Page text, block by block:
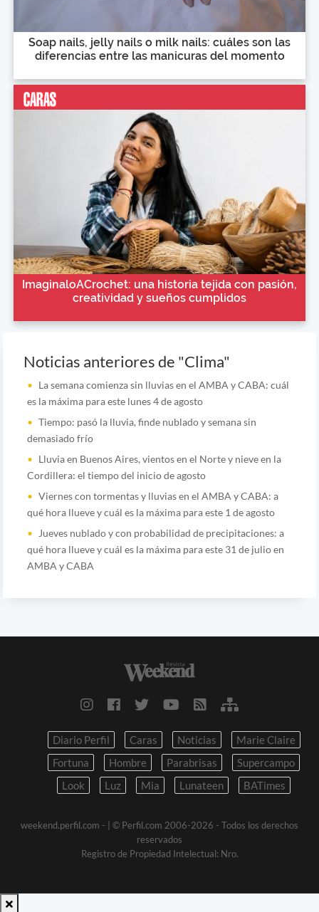
Soap nails, jelly nails o milk nails: cuáles son las
diferencias entre las manicuras del momento
ImaginaloACrochet: una historia tejida con pasión,
creatividad y sueños cumplidos
Noticias anteriores de "Clima"
La semana comienza sin lluvias en el AMBA y CABA: cuál
es la máxima para este lunes 4 de agosto
Tiempo: pasó la lluvia, finde nublado y semana sin
demasiado frío
Lluvia en Buenos Aires, vientos en el Norte y nieve en la
Cordillera: el tiempo del inicio de agosto
Viernes con tormentas y lluvias en el AMBA y CABA: a
qué hora llueve y cuál es la máxima para este 1 de agosto
Jueves nublado y con probabilidad de precipitaciones: a
qué hora llueve y cuál es la máxima para este 31 de julio en
AMBA y CABA
Diario Perfil Caras Noticias
Marie Claire
Fortuna
Hombre Parabrisas
Supercampo
Look
Luz Mia Lunateen BATimes
weekend.perfil.com -
| © Perfil.com 2006-2026 - Todos los derechos
reservados
Registro de Propiedad Intelectual: Nro.